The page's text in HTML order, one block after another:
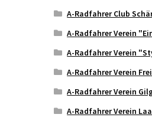
A-Radfahrer Club
A-Radfahrer Verein
A-Radfahrer Verein
A-Radfahrer Verein
A-Radfahrer Verein
A-Radfahrer Verein